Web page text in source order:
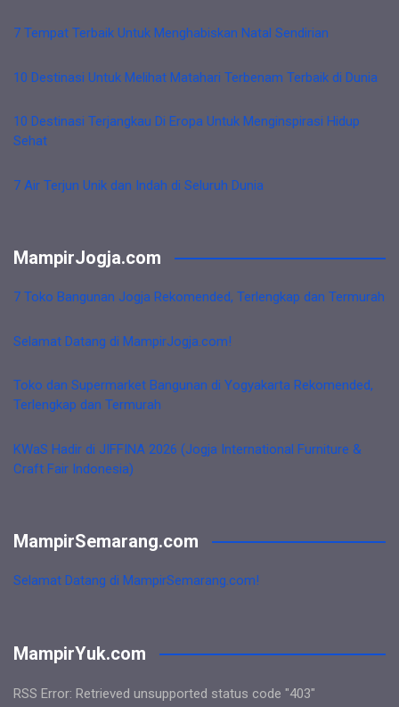
7 Tempat Terbaik Untuk Menghabiskan Natal Sendirian
10 Destinasi Untuk Melihat Matahari Terbenam Terbaik di Dunia
10 Destinasi Terjangkau Di Eropa Untuk Menginspirasi Hidup
Sehat
7 Air Terjun Unik dan Indah di Seluruh Dunia
MampirJogja.com
7 Toko Bangunan Jogja Rekomended, Terlengkap dan Termurah
Selamat Datang di MampirJogja.com!
Toko dan Supermarket Bangunan di Yogyakarta Rekomended,
Terlengkap dan Termurah
KWaS Hadir di JIFFINA 2026 (Jogja International Furniture &
Craft Fair Indonesia)
MampirSemarang.com
Selamat Datang di MampirSemarang.com!
MampirYuk.com
RSS Error: Retrieved unsupported status code "403"